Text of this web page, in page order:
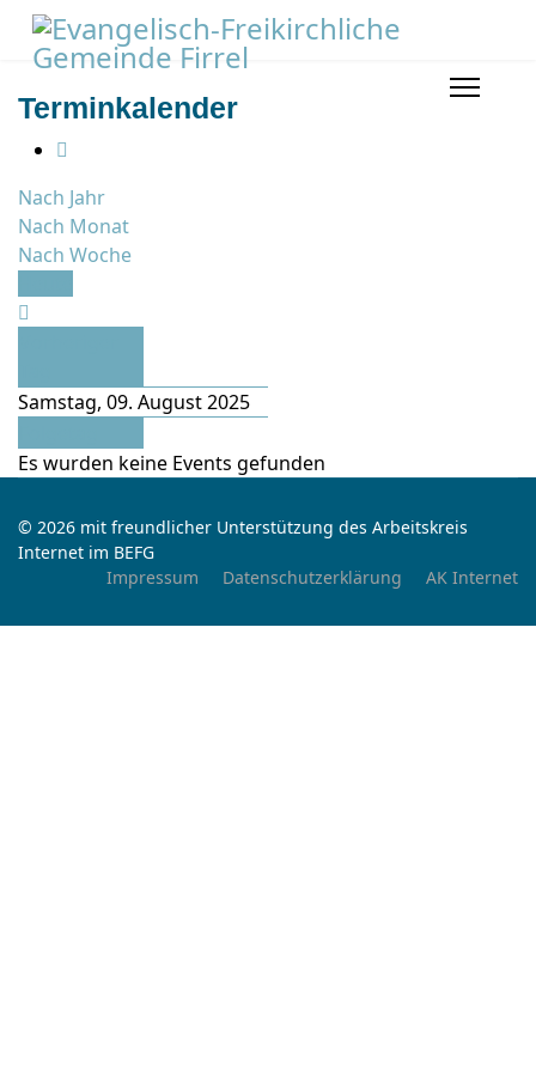
Terminkalender
Nach Jahr
Nach Monat
Nach Woche
Samstag, 09. August 2025
Es wurden keine Events gefunden
© 2026 mit freundlicher Unterstützung des Arbeitskreis
Internet im BEFG
Impressum
Datenschutzerklärung AK Internet